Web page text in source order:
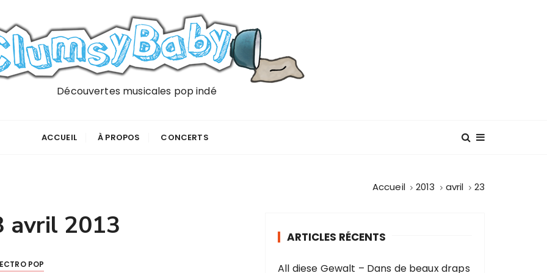
Découvertes musicales pop indé
ACCUEIL À PROPOS CONCERTS
Accueil 2013 avril 23
avril 2013
POP
ARTICLES RÉCENTS
All diese Gewalt – Dans de beaux draps